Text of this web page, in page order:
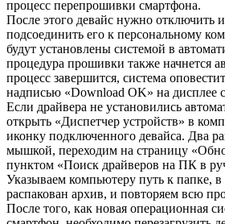
процесс перепрошивки смартфона.
После этого девайс нужно отключить
подсоединить его к персональному
будут установлены системой в
процедура прошивки также начнется
процесс завершится, система
надписью «Download OK» на дисплее
Если драйвера не установились
открыть «Диспетчер устройств» в
иконку подключенного девайса. Два
мышкой, переходим на страницу
пунктом «Поиск драйверов на ПК в
Указываем компьютеру путь к папке,
распакован архив, и повторяем всю
После того, как новая операционная